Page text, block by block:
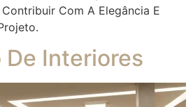
Com A Elegância E
De Interiores